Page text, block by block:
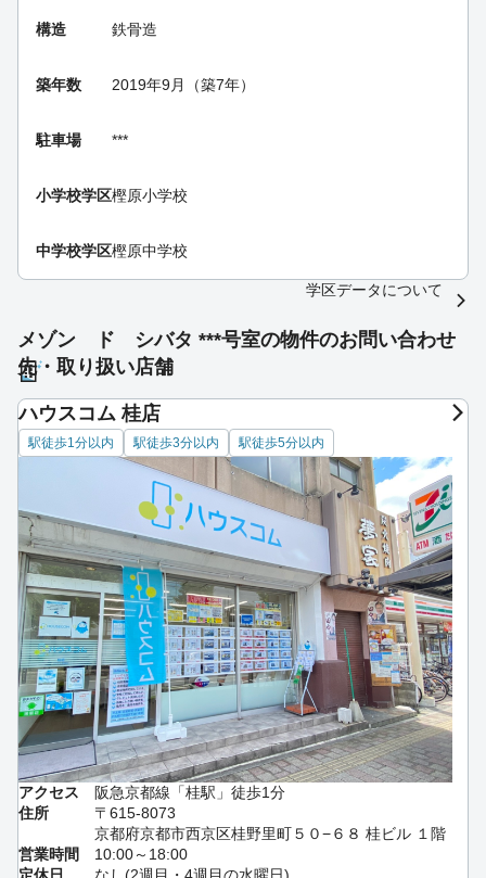
構造 鉄骨造
築年数 2019年9月（築7年）
駐車場 ***
小学校学区樫原小学校
中学校学区樫原中学校
学区データについて
メゾン ド シバタ ***号室の物件のお問い合わせ
先・取り扱い店舗
ハウスコム 桂店
駅徒歩1分以内 駅徒歩3分以内 駅徒歩5分以内
アクセス
阪急京都線「桂駅」徒歩1分
住所
〒615-8073
京都府京都市西京区桂野里町５０−６８ 桂ビル １階
営業時間
10:00～18:00